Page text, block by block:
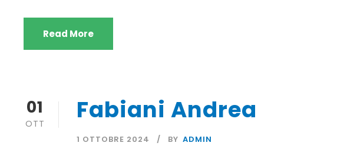
Read More
01
OTT Fabiani Andrea
1 OTTOBRE 2024 BY ADMIN